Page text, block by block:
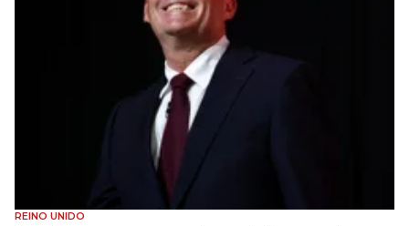
REINO UNIDO